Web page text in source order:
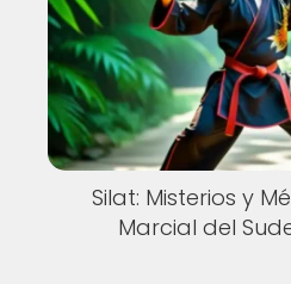
Silat: Misterios y
Marcial del